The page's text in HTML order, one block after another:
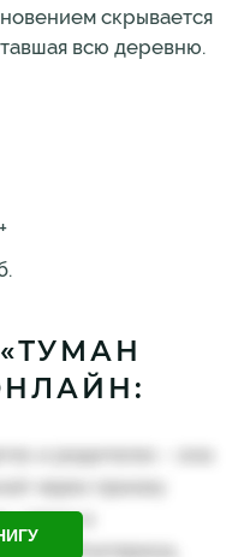
скрывается
всю деревню.
+